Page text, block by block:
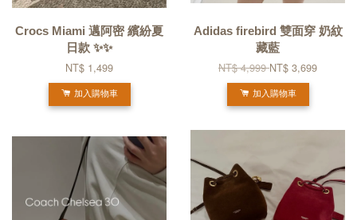
Crocs Miami 邁阿密 繽紛夏
日款 ✨✨
NT$ 1,499
加入購物車
Adidas firebird 雙面穿 奶紋
藏藍
NT$ 4,999NT$ 3,699
加入購物車